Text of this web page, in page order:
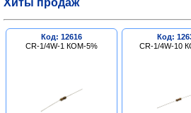
Хиты продаж
Код: 12616
CR-1/4W-1 КОМ-5%
Код:
CR-1/4W-10